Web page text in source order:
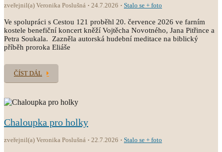
zveřejnil(a) Veronika Poslušná 24.7.2026 Stalo se + foto
Ve spolupráci s Cestou 121 proběhl 20. července 2026 ve farním
kostele benefiční koncert kněží Vojtěcha Novotného, Jana Pitřince a
Petra Soukala. Zazněla autorská hudební meditace na biblický
příběh proroka Eliáše
ČÍST DÁL
Chaloupka pro holky
zveřejnil(a) Veronika Poslušná 22.7.2026 Stalo se + foto